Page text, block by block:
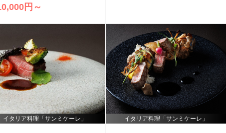
円～
イタリア料理「サンミケーレ」 イタリア料理「サンミケーレ」